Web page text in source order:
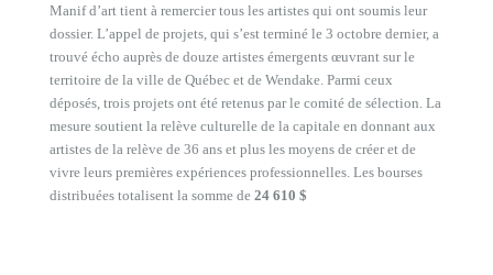
Manif d’art tient à remercier tous les artistes qui ont soumis leur
dossier. L’appel de projets, qui s’est terminé le 3 octobre dernier, a
trouvé écho auprès de douze artistes émergents œuvrant sur le
territoire de la ville de Québec et de Wendake. Parmi ceux
déposés, trois projets ont été retenus par le comité de sélection. La
mesure soutient la relève culturelle de la capitale en donnant aux
artistes de la relève de 36 ans et plus les moyens de créer et de
vivre leurs premières expériences professionnelles. Les bourses
distribuées totalisent la somme de 24 610 $